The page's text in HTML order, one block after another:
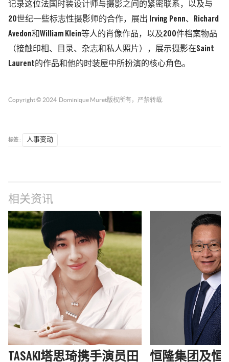
记录这位法国时装设计师与摄影之间的紧密联系，以及与
20世纪一些标志性摄影师的合作，展出 Irving Penn、Richard
Avedon和William Klein等人的肖像作品，以及200件档案物品
（接触印相、目录、杂志和私人照片），展示摄影在Saint
Laurent的作品和他的时装屋中所扮演的核心角色。
Copyright © 2024 Dominique Muret版权所有，严禁转载.
标签 : 人事变动
相关资讯
TASAKI塔思琦携手演员田
恒隆集团及恒